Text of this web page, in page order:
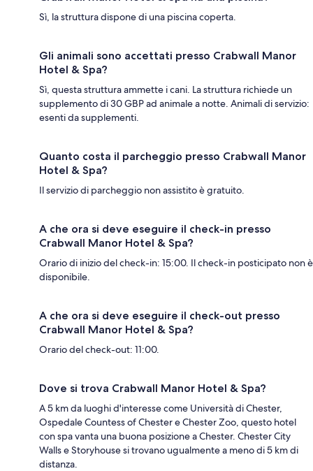
Sì, la struttura dispone di una piscina coperta.
Gli animali sono accettati presso Crabwall Manor
Hotel & Spa?
Sì, questa struttura ammette i cani. La struttura richiede un
supplemento di 30 GBP ad animale a notte. Animali di servizio:
esenti da supplementi.
Quanto costa il parcheggio presso Crabwall Manor
Hotel & Spa?
Il servizio di parcheggio non assistito è gratuito.
A che ora si deve eseguire il check-in presso
Crabwall Manor Hotel & Spa?
Orario di inizio del check-in: 15:00. Il check-in posticipato non è
disponibile.
A che ora si deve eseguire il check-out presso
Crabwall Manor Hotel & Spa?
Orario del check-out: 11:00.
Dove si trova Crabwall Manor Hotel & Spa?
A 5 km da luoghi d'interesse come Università di Chester,
Ospedale Countess of Chester e Chester Zoo, questo hotel
con spa vanta una buona posizione a Chester. Chester City
Walls e Storyhouse si trovano ugualmente a meno di 5 km di
distanza.